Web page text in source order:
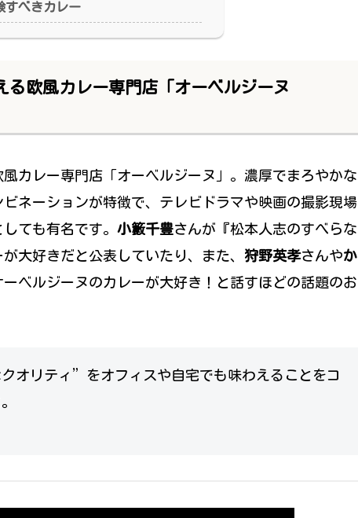
すべきカレー
る欧風カレー専門店「オーベルジーヌ
カレー専門店「オーベルジーヌ」。濃厚でまろやかな
ネーションが特徴で、テレビドラマや映画の撮影現場
ても有名です。 小籔千豊さんが『松本人志のすべらな
大好きだと公表していたり、また、 狩野英孝さんやか
ベルジーヌのカレーが大好き！と話すほどの話題のお
オリティ”をオフィスや自宅でも味わえることをコ